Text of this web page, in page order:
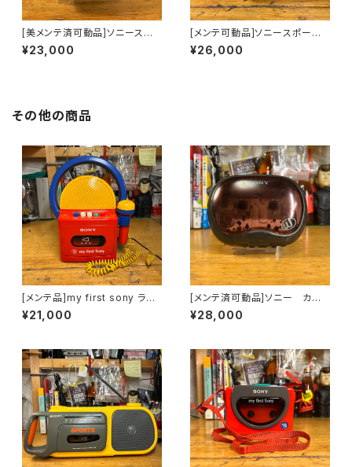
[美メンテ済可動品]ソニースポ
ーツ カセットウォークマンson
y sports WM-FS497海外仕
¥23,000
[メンテ可動品]ソニースポーツ
カセットウォークマンsonyspor
ts WM-FS493海外仕様
¥26,000
その他の商品
[メンテ品]my first sony ラジ
カセ CFM-4300 アダプター付
き
¥21,000
[メンテ済可動品]ソニー カセッ
トウォークマン WM-EQ2
¥28,000